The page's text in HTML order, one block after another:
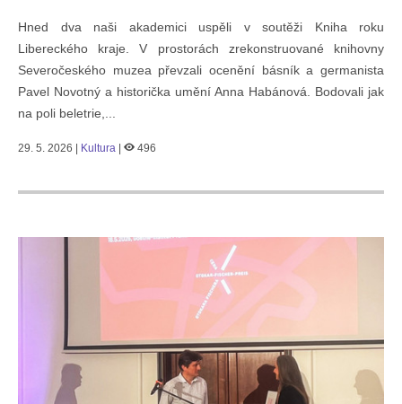
Hned dva naši akademici uspěli v soutěži Kniha roku
Libereckého kraje. V prostorách zrekonstruované knihovny
Severočeského muzea převzali ocenění básník a germanista
Pavel Novotný a historička umění Anna Habánová. Bodovali jak
na poli beletrie,...
29. 5. 2026 | Kultura | 496